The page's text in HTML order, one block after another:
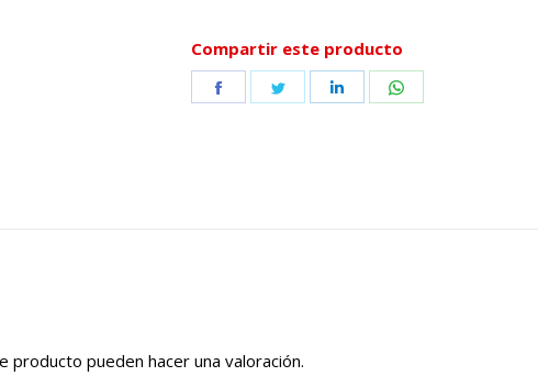
Compartir este producto
Share
Share
Share
pueden hacer una valoración.